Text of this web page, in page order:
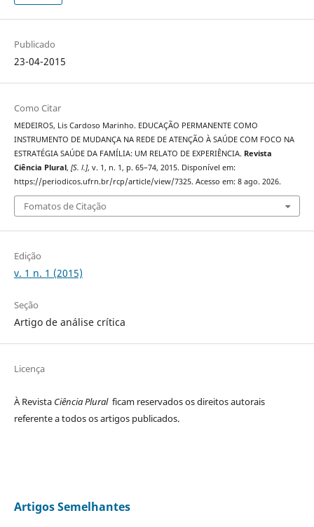
Publicado
23-04-2015
Como Citar
MEDEIROS, Lis Cardoso Marinho. EDUCAÇÃO PERMANENTE COMO
INSTRUMENTO DE MUDANÇA NA REDE DE ATENÇÃO À SAÚDE COM FOCO NA
ESTRATÉGIA SAÚDE DA FAMÍLIA: UM RELATO DE EXPERIÊNCIA. Revista
Ciência Plural, [S. l.], v. 1, n. 1, p. 65–74, 2015. Disponível em:
https://periodicos.ufrn.br/rcp/article/view/7325. Acesso em: 8 ago. 2026.
Fomatos de Citação
Edição
v. 1 n. 1 (2015)
Seção
Artigo de análise crítica
Licença
À Revista Ciência Plural ficam reservados os direitos autorais
referente a todos os artigos publicados.
Artigos Semelhantes